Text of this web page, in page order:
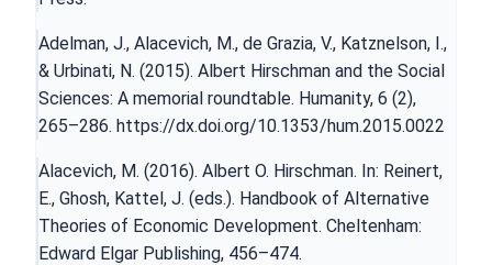
Adelman, J., Alacevich, M., de Grazia, V., Katznelson, I.,
& Urbinati, N. (2015). Albert Hirschman and the Social
Sciences: A memorial roundtable. Humanity, 6 (2),
265–286. https://dx.doi.org/10.1353/hum.2015.0022
Alacevich, M. (2016). Albert O. Hirschman. In: Reinert,
E., Ghosh, Kattel, J. (eds.). Handbook of Alternative
Theories of Economic Development. Cheltenham:
Edward Elgar Publishing, 456–474.